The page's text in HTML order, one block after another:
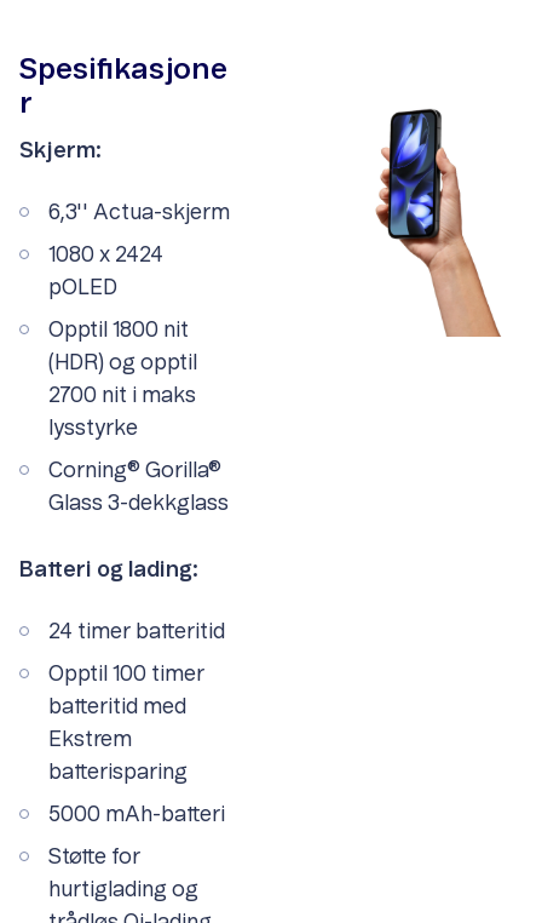
Spesifikasjone
r
Skjerm:
6,3'' Actua-skjerm
1080 x 2424
pOLED
Opptil 1800 nit
(HDR) og opptil
2700 nit i maks
lysstyrke
Corning® Gorilla®
Glass 3-dekkglass
Batteri og lading:
24 timer batteritid
Opptil 100 timer
batteritid med
Ekstrem
batterisparing
5000 mAh-batteri
Støtte for
hurtiglading og